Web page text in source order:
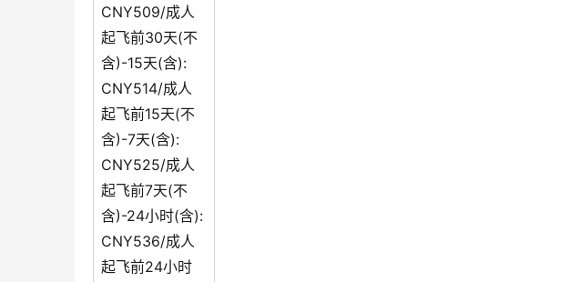
CNY509/成人
起飞前30天(不
含)-15天(含):
CNY514/成人
起飞前15天(不
含)-7天(含):
CNY525/成人
起飞前7天(不
含)-24小时(含):
CNY536/成人
起飞前24小时